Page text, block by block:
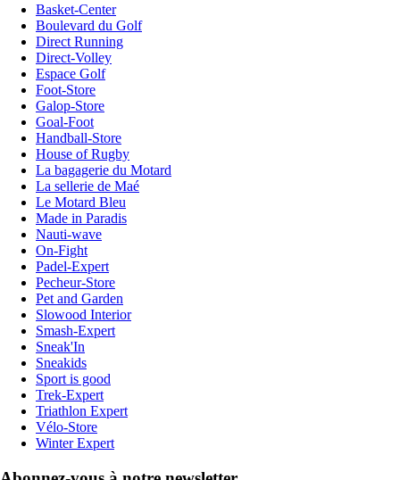
Basket-Center
Boulevard du Golf
Direct Running
Direct-Volley
Espace Golf
Foot-Store
Galop-Store
Goal-Foot
Handball-Store
House of Rugby
La bagagerie du Motard
La sellerie de Maé
Le Motard Bleu
Made in Paradis
Nauti-wave
On-Fight
Padel-Expert
Pecheur-Store
Pet and Garden
Slowood Interior
Smash-Expert
Sneak'In
Sneakids
Sport is good
Trek-Expert
Triathlon Expert
Vélo-Store
Winter Expert